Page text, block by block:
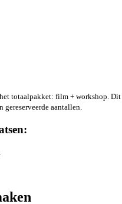
totaalpakket: film + workshop.
gereserveerde aantallen.